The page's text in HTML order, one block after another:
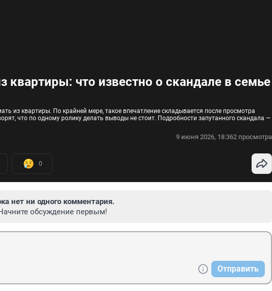
что известно о скандале в семье
из квартиры. По крайней мере, такое впечатление складывается после просмотра
что по одному ролику делать выводы не стоит. Подробности запутанного скандала —
9 июня 2026, 18:362 просмотра
0
нет ни одного комментария.
обсуждение первым!
Отправить